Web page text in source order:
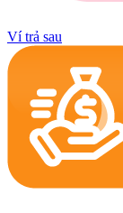
Ví trả sau